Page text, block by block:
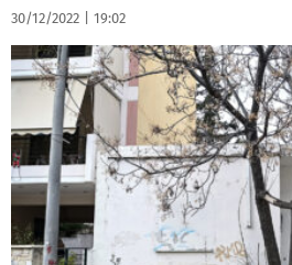
30/12/2022 19:02